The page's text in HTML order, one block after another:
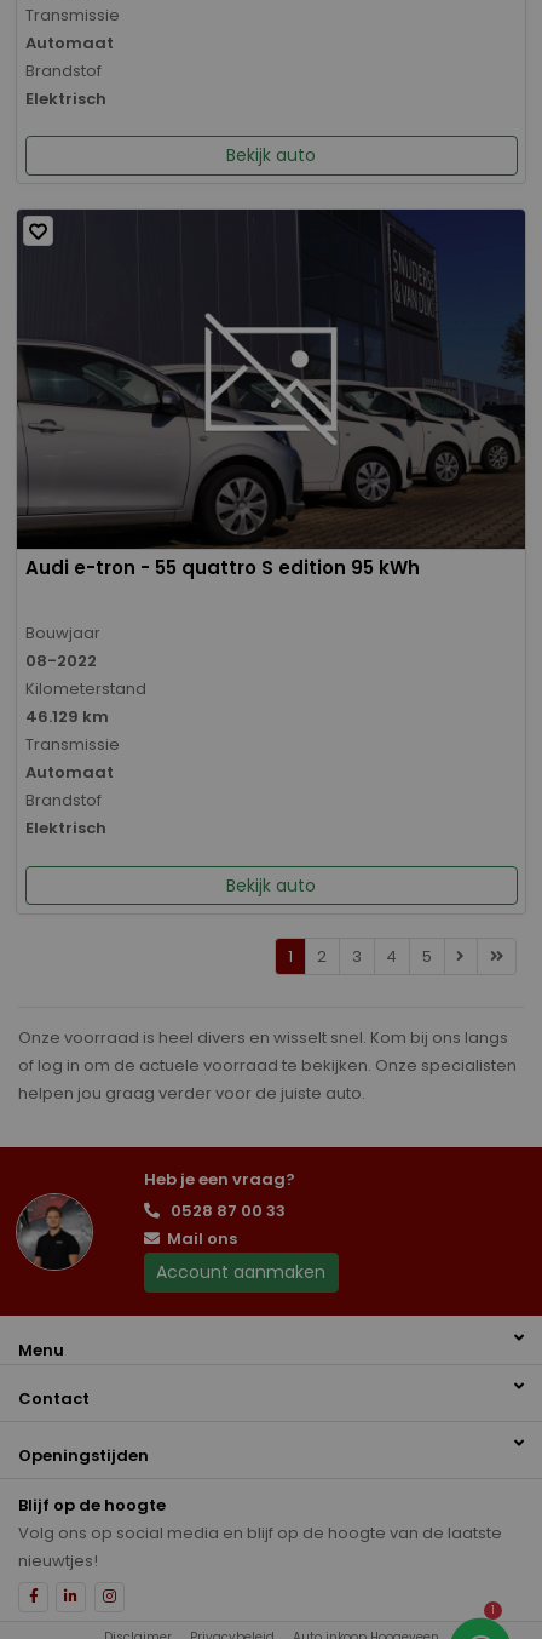
Transmissie
Automaat
Brandstof
Elektrisch
Bekijk auto
Audi e-tron - 55 quattro S edition 95 kWh
Bouwjaar
08-2022
Kilometerstand
46.129 km
Transmissie
Automaat
Brandstof
Elektrisch
Bekijk auto
1 2 3 4 5
Onze voorraad is heel divers en wisselt snel. Kom bij ons langs
of log in om de actuele voorraad te bekijken. Onze specialisten
helpen jou graag verder voor de juiste auto.
Heb je een vraag?
0528 87 00 33
Mail ons
Account aanmaken
Menu
Contact
Openingstijden
Blijf op de hoogte
Volg ons op social media en blijf op de hoogte van de laatste
nieuwtjes!
1